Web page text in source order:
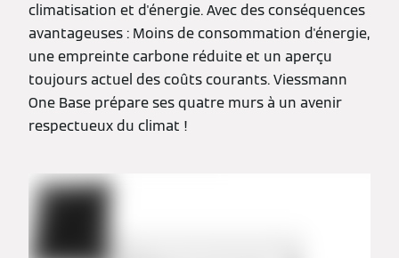
climatisation et d'énergie. Avec des conséquences
avantageuses : Moins de consommation d'énergie,
une empreinte carbone réduite et un aperçu
toujours actuel des coûts courants. Viessmann
One Base prépare ses quatre murs à un avenir
respectueux du climat !